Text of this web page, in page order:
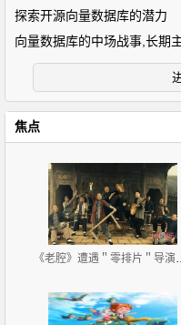
探索开源向量数据库的潜力
向量数据库的中场战事,长期
焦点
《老腔》遭遇＂零排片＂导演呼吁关注文艺片生存难